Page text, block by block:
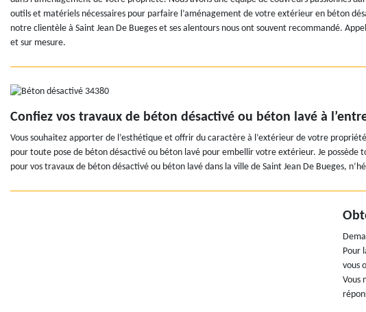
outils et matériels nécessaires pour parfaire l’aménagement de votre extérieur en béton
notre clientèle à Saint Jean De Bueges et ses alentours nous ont souvent recommandé.
et sur mesure.
Confiez vos travaux de béton désactivé ou béton lavé à
Vous souhaitez apporter de l’esthétique et offrir du caractère à l’extérieur de votre
pour toute pose de béton désactivé ou béton lavé pour embellir votre extérieur. Je
pour vos travaux de béton désactivé ou béton lavé dans la ville de Saint Jean De Bueges,
Pour
vous
Vous